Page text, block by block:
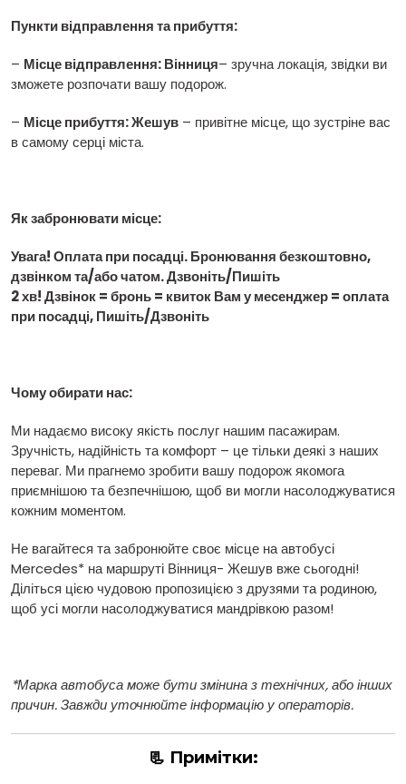
Пункти відправлення та прибуття:
– Місце відправлення: Вінниця– зручна локація, звідки ви
зможете розпочати вашу подорож.
– Місце прибуття: Жешув – привітне місце, що зустріне вас
в самому серці міста.
Як забронювати місце:
Увага! Оплата при посадці. Бронювання безкоштовно,
дзвінком та/або чатом. Дзвоніть/Пишіть
2 хв! Дзвінок = бронь = квиток Вам у месенджер = оплата
при посадці, Пишіть/Дзвоніть
Чому обирати нас:
Ми надаємо високу якість послуг нашим пасажирам.
Зручність, надійність та комфорт – це тільки деякі з наших
переваг. Ми прагнемо зробити вашу подорож якомога
приємнішою та безпечнішою, щоб ви могли насолоджуватися
кожним моментом.
Не вагайтеся та забронюйте своє місце на автобусі
Mercedes* на маршруті Вінниця- Жешув вже сьогодні!
Діліться цією чудовою пропозицією з друзями та родиною,
щоб усі могли насолоджуватися мандрівкою разом!
*Марка автобуса може бути змінина з технічних, або інших
причин. Завжди уточнюйте інформацію у операторів.
📃 Примітки: